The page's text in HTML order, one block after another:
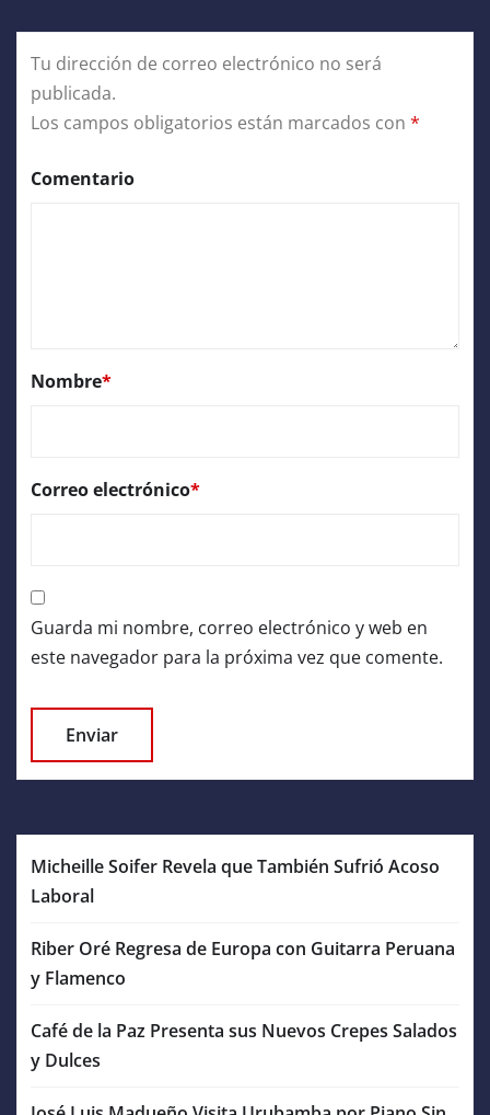
Tu dirección de correo electrónico no será
publicada.
Los campos obligatorios están marcados con *
Comentario
Nombre*
Correo electrónico*
Guarda mi nombre, correo electrónico y web en
este navegador para la próxima vez que comente.
Micheille Soifer Revela que También Sufrió Acoso
Laboral
Riber Oré Regresa de Europa con Guitarra Peruana
y Flamenco
Café de la Paz Presenta sus Nuevos Crepes Salados
y Dulces